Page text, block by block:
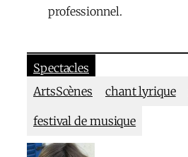
professionnel.
Spectacles
ArtsScènes
chant lyrique
festival de musique